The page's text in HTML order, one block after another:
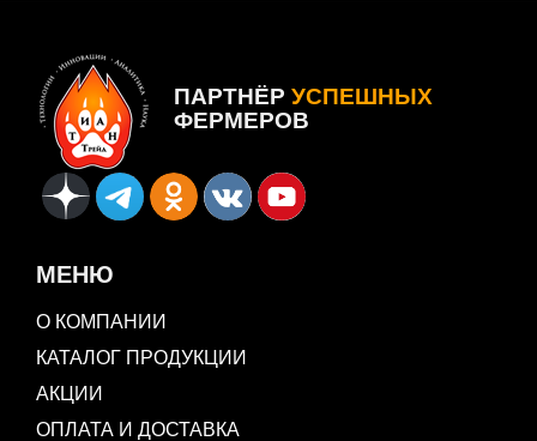
ПАРТНЁР УСПЕШНЫХ
ФЕРМЕРОВ
МЕНЮ
О КОМПАНИИ
КАТАЛОГ ПРОДУКЦИИ
АКЦИИ
ОПЛАТА И ДОСТАВКА